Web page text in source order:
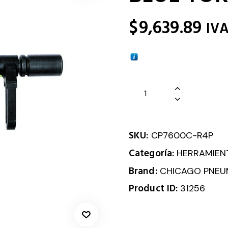
$9,639.89
SKU: CP7600C-R4P
Categoría:
Brand: CHICAGO
Product ID: 31256